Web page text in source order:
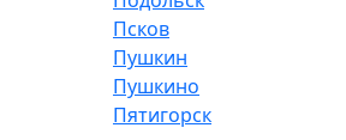
Псков
Пушкин
Пушкино
Пятигорск